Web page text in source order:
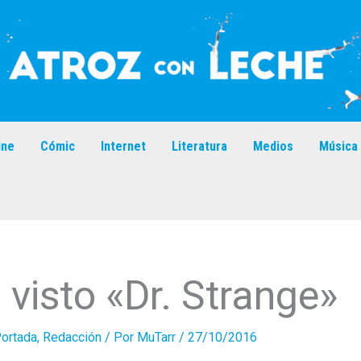
Cómic Internet Literatura Medios Música
«Dr. Strange»
, Redacción / Por MuTarr / 27/10/2016